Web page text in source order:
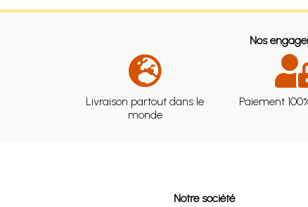
Nos
Livraison partout dans le
monde
Paiement
Notre société